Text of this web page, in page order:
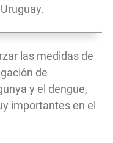
las medidas de
de
y el dengue,
importantes en el